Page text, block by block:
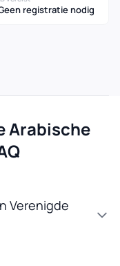
registratie nodig
Arabische
Verenigde